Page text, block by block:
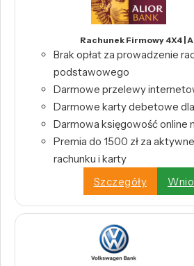
Rachunek Firmowy 4X4 |
Brak opłat za prowadzenie
podstawowego
Darmowe przelewy
Darmowe karty debetowe
Darmowa księgowość online
Premia do 1500 zł za
rachunku i karty
Szczegóły